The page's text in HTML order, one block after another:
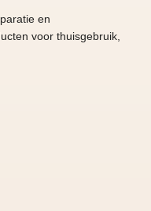
en
voor thuisgebruik,